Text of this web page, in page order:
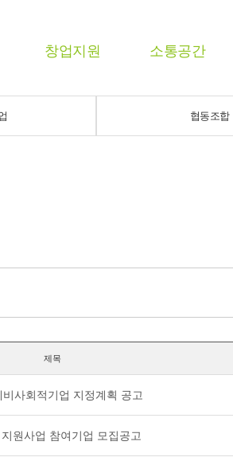
창업지원 소통공간
협동조합
제목
사회적기업 지정계획 공고
원사업 참여기업 모집공고